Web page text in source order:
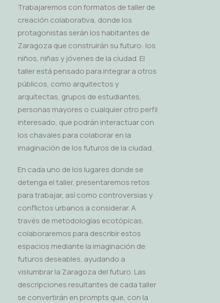
Trabajaremos con formatos de taller de
creación colaborativa, donde los
protagonistas serán los habitantes de
Zaragoza que construirán su futuro: los
niños, niñas y jóvenes de la ciudad. El
taller está pensado para integrar a otros
públicos, como arquitectos y
arquitectas, grupos de estudiantes,
personas mayores o cualquier otro perfil
interesado, que podrán interactuar con
los chavales para colaborar en la
imaginación de los futuros de la ciudad.
En cada uno de los lugares donde se
detenga el taller, presentaremos retos
para trabajar, así como controversias y
conflictos urbanos a considerar. A
través de metodologías ecotópicas,
colaboraremos para describir estos
espacios mediante la imaginación de
futuros deseables, ayudando a
vislumbrar la Zaragoza del futuro. Las
descripciones resultantes de cada taller
se convertirán en prompts que, con la